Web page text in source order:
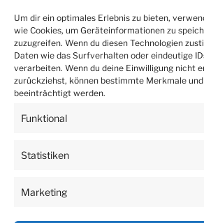
Um dir ein optimales Erlebnis zu bieten,
wie Cookies, um Geräteinformationen zu
zuzugreifen. Wenn du diesen Technologien
Daten wie das Surfverhalten oder eindeutige
verarbeiten. Wenn du deine Einwilligung nicht
zurückziehst, können bestimmte Merkmale
beeinträchtigt werden.
Funktional
Statistiken
Marketing
Nächster
Beitrag
WEITER
13.03.2015
[year] © Das
Impressum